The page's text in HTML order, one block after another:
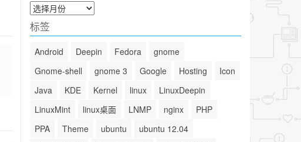
归
档
标签
Android Deepin Fedora
gnome
Gnome-shell
gnome 3 Google Hosting
Icon
Java
KDE Kernel linux
LinuxDeepin
LinuxMint
linux桌面 LNMP nginx
PHP
PPA
Theme ubuntu
ubuntu 12.04